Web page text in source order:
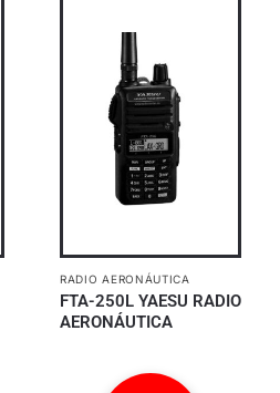
RADIO AERONÁUTICA
FTA-250L YAESU RADIO
AERONÁUTICA